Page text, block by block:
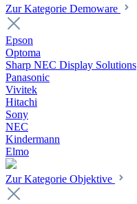
Zur Kategorie Demoware
Epson
Optoma
Sharp NEC Display Solutions
Panasonic
Vivitek
Hitachi
Sony
NEC
Kindermann
Elmo
Zur Kategorie Objektive